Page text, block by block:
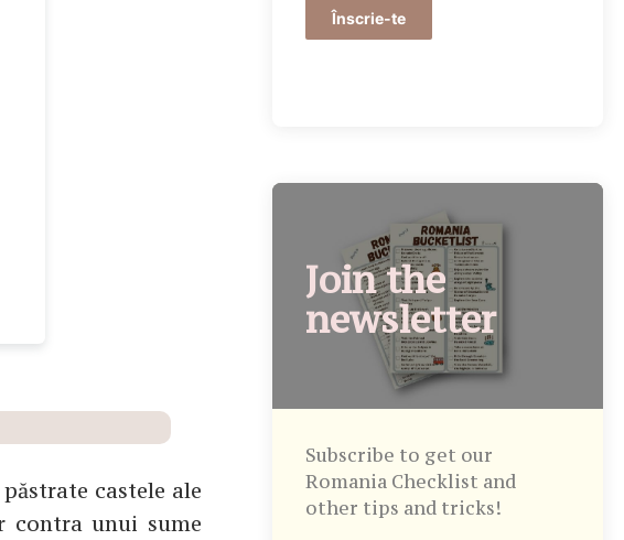
castele ale
unui sume
Înscrie-te
Join the
newsletter
Subscribe to get our
Romania Checklist and
other tips and tricks!